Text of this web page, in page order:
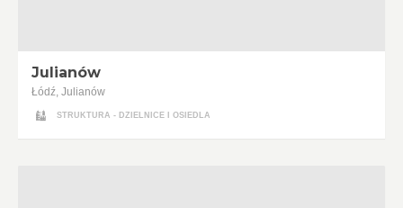
Julianów
Łódź, Julianów
STRUKTURA - DZIELNICE I OSIEDLA